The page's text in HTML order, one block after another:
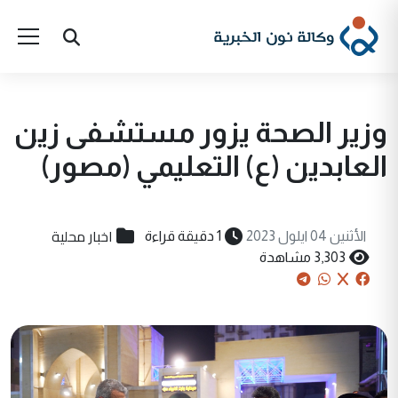
وزير الصحة يزور مستشفى زين
العابدين (ع) التعليمي (مصور)
الأثنين 04 ايلول 2023 1 دقيقة قراءة اخبار محلية
3,303 مشاهدة